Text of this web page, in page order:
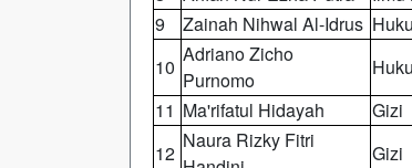
9
Zainah Nihwal Al-Idrus
10
Adriano Zicho
Purnomo
11 Ma'rifatul Hidayah Gizi
12
Naura Rizky Fitri
Gizi